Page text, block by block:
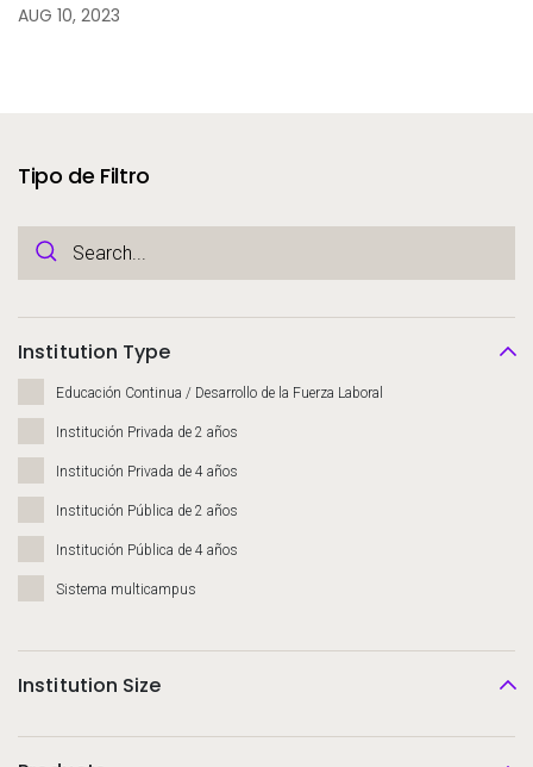
AUG 10, 2023
Tipo de Filtro
Institution Type
Educación Continua / Desarrollo de la Fuerza Laboral
Institución Privada de 2 años
Institución Privada de 4 años
Institución Pública de 2 años
Institución Pública de 4 años
Sistema multicampus
Institution Size